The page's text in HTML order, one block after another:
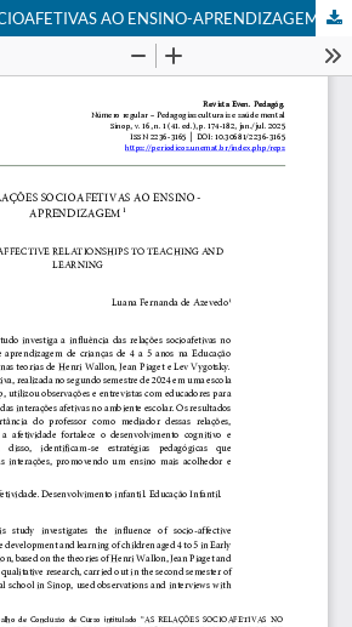
AO ENSINO-APRENDIZAGEM